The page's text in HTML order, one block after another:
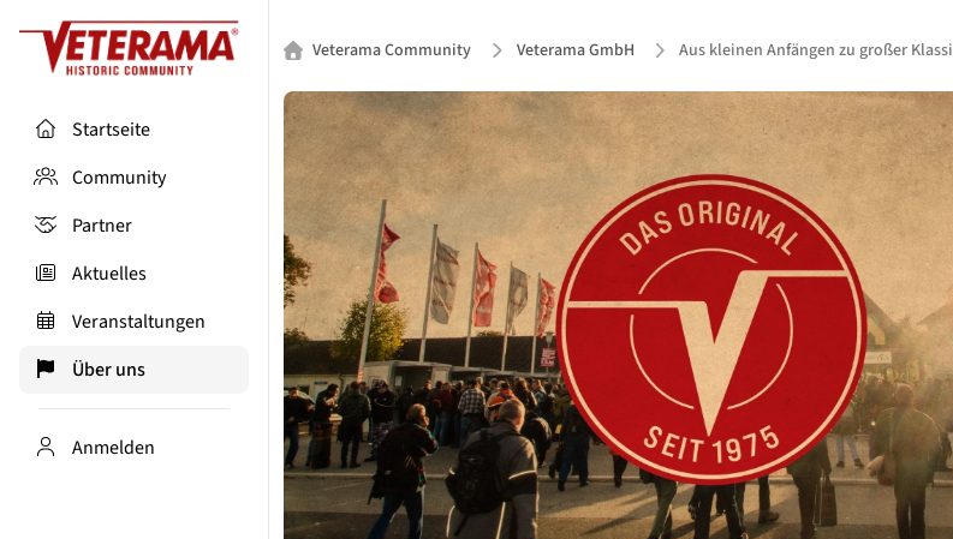
Startseite
Community
Partner
Aktuelles
Veranstaltungen
Über uns
Anmelden
Veterama Community Veterama GmbH Aus kleinen Anfängen zu großer